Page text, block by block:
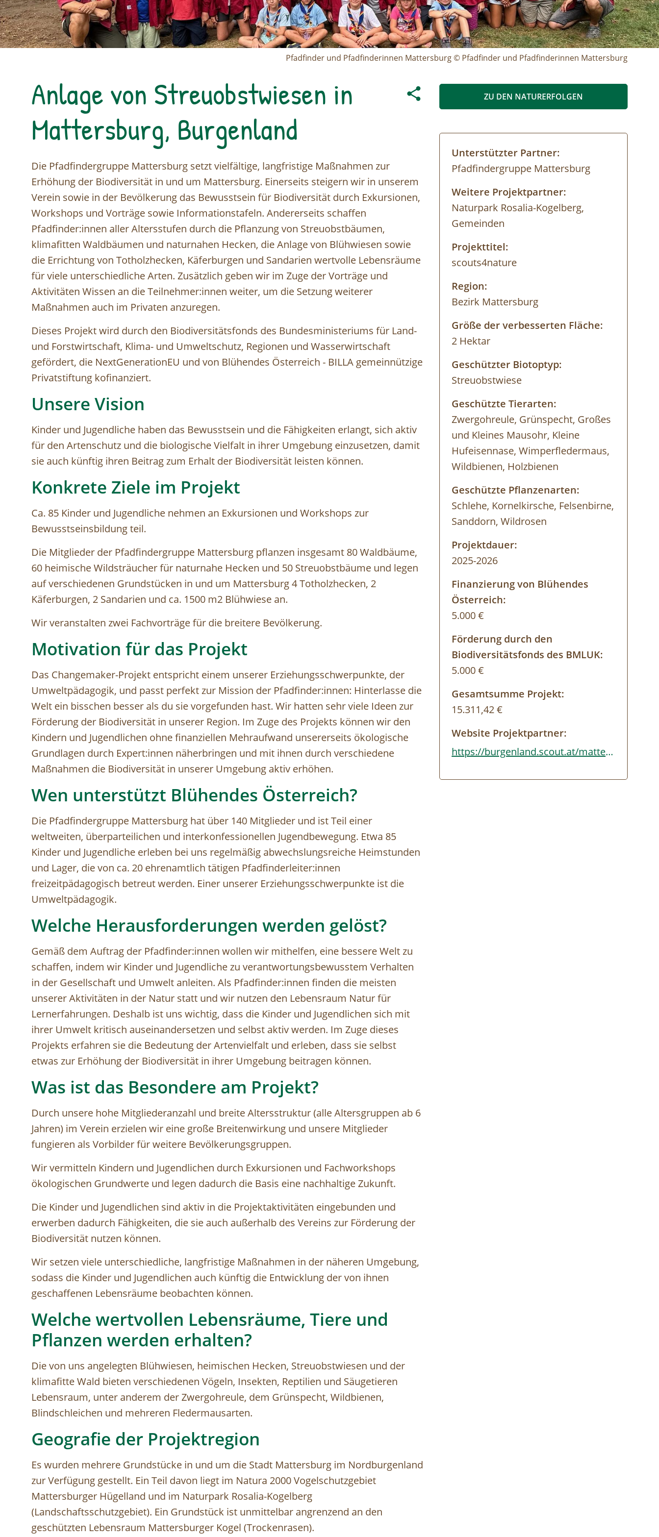
Pfadfinder und Pfadfinderinnen Mattersburg © Pfadfinder und Pfadfinderinnen Mattersburg
Anlage von Streuobstwiesen in
Mattersburg, Burgenland
Die Pfadfindergruppe Mattersburg setzt vielfältige, langfristige Maßnahmen zur
Erhöhung der Biodiversität in und um Mattersburg. Einerseits steigern wir in unserem
Verein sowie in der Bevölkerung das Bewusstsein für Biodiversität durch Exkursionen,
Workshops und Vorträge sowie Informationstafeln. Andererseits schaffen
Pfadfinder:innen aller Altersstufen durch die Pflanzung von Streuobstbäumen,
klimafitten Waldbäumen und naturnahen Hecken, die Anlage von Blühwiesen sowie
die Errichtung von Totholzhecken, Käferburgen und Sandarien wertvolle Lebensräume
für viele unterschiedliche Arten. Zusätzlich geben wir im Zuge der Vorträge und
Aktivitäten Wissen an die Teilnehmer:innen weiter, um die Setzung weiterer
Maßnahmen auch im Privaten anzuregen.
Dieses Projekt wird durch den Biodiversitätsfonds des Bundesministeriums für Land-
und Forstwirtschaft, Klima- und Umweltschutz, Regionen und Wasserwirtschaft
gefördert, die NextGenerationEU und von Blühendes Österreich - BILLA gemeinnützige
Privatstiftung kofinanziert.
Unsere Vision
Kinder und Jugendliche haben das Bewusstsein und die Fähigkeiten erlangt, sich aktiv
für den Artenschutz und die biologische Vielfalt in ihrer Umgebung einzusetzen, damit
sie auch künftig ihren Beitrag zum Erhalt der Biodiversität leisten können.
Konkrete Ziele im Projekt
Ca. 85 Kinder und Jugendliche nehmen an Exkursionen und Workshops zur
Bewusstseinsbildung teil.
Die Mitglieder der Pfadfindergruppe Mattersburg pflanzen insgesamt 80 Waldbäume,
60 heimische Wildsträucher für naturnahe Hecken und 50 Streuobstbäume und legen
auf verschiedenen Grundstücken in und um Mattersburg 4 Totholzhecken, 2
Käferburgen, 2 Sandarien und ca. 1500 m2 Blühwiese an.
Wir veranstalten zwei Fachvorträge für die breitere Bevölkerung.
Motivation für das Projekt
Das Changemaker-Projekt entspricht einem unserer Erziehungsschwerpunkte, der
Umweltpädagogik, und passt perfekt zur Mission der Pfadfinder:innen: Hinterlasse die
Welt ein bisschen besser als du sie vorgefunden hast. Wir hatten sehr viele Ideen zur
Förderung der Biodiversität in unserer Region. Im Zuge des Projekts können wir den
Kindern und Jugendlichen ohne finanziellen Mehraufwand unsererseits ökologische
Grundlagen durch Expert:innen näherbringen und mit ihnen durch verschiedene
Maßnahmen die Biodiversität in unserer Umgebung aktiv erhöhen.
Wen unterstützt Blühendes Österreich?
Die Pfadfindergruppe Mattersburg hat über 140 Mitglieder und ist Teil einer
weltweiten, überparteilichen und interkonfessionellen Jugendbewegung. Etwa 85
Kinder und Jugendliche erleben bei uns regelmäßig abwechslungsreiche Heimstunden
und Lager, die von ca. 20 ehrenamtlich tätigen Pfadfinderleiter:innen
freizeitpädagogisch betreut werden. Einer unserer Erziehungsschwerpunkte ist die
Umweltpädagogik.
Welche Herausforderungen werden gelöst?
Gemäß dem Auftrag der Pfadfinder:innen wollen wir mithelfen, eine bessere Welt zu
schaffen, indem wir Kinder und Jugendliche zu verantwortungsbewusstem Verhalten
in der Gesellschaft und Umwelt anleiten. Als Pfadfinder:innen finden die meisten
unserer Aktivitäten in der Natur statt und wir nutzen den Lebensraum Natur für
Lernerfahrungen. Deshalb ist uns wichtig, dass die Kinder und Jugendlichen sich mit
ihrer Umwelt kritisch auseinandersetzen und selbst aktiv werden. Im Zuge dieses
Projekts erfahren sie die Bedeutung der Artenvielfalt und erleben, dass sie selbst
etwas zur Erhöhung der Biodiversität in ihrer Umgebung beitragen können.
Was ist das Besondere am Projekt?
Durch unsere hohe Mitgliederanzahl und breite Altersstruktur (alle Altersgruppen ab 6
Jahren) im Verein erzielen wir eine große Breitenwirkung und unsere Mitglieder
fungieren als Vorbilder für weitere Bevölkerungsgruppen.
Wir vermitteln Kindern und Jugendlichen durch Exkursionen und Fachworkshops
ökologischen Grundwerte und legen dadurch die Basis eine nachhaltige Zukunft.
Die Kinder und Jugendlichen sind aktiv in die Projektaktivitäten eingebunden und
erwerben dadurch Fähigkeiten, die sie auch außerhalb des Vereins zur Förderung der
Biodiversität nutzen können.
Wir setzen viele unterschiedliche, langfristige Maßnahmen in der näheren Umgebung,
sodass die Kinder und Jugendlichen auch künftig die Entwicklung der von ihnen
geschaffenen Lebensräume beobachten können.
Welche wertvollen Lebensräume, Tiere und
Pflanzen werden erhalten?
Die von uns angelegten Blühwiesen, heimischen Hecken, Streuobstwiesen und der
klimafitte Wald bieten verschiedenen Vögeln, Insekten, Reptilien und Säugetieren
Lebensraum, unter anderem der Zwergohreule, dem Grünspecht, Wildbienen,
Blindschleichen und mehreren Fledermausarten.
Geografie der Projektregion
Es wurden mehrere Grundstücke in und um die Stadt Mattersburg im Nordburgenland
zur Verfügung gestellt. Ein Teil davon liegt im Natura 2000 Vogelschutzgebiet
Mattersburger Hügelland und im Naturpark Rosalia-Kogelberg
(Landschaftsschutzgebiet). Ein Grundstück ist unmittelbar angrenzend an den
geschützten Lebensraum Mattersburger Kogel (Trockenrasen).
ZU DEN NATURERFOLGEN
Unterstützter Partner:
Pfadfindergruppe Mattersburg
Weitere Projektpartner:
Naturpark Rosalia-Kogelberg,
Gemeinden
Projekttitel:
scouts4nature
Region:
Bezirk Mattersburg
Größe der verbesserten Fläche:
2 Hektar
Geschützter Biotoptyp:
Streuobstwiese
Geschützte Tierarten:
Zwergohreule, Grünspecht, Großes
und Kleines Mausohr, Kleine
Hufeisennase, Wimperfledermaus,
Wildbienen, Holzbienen
Geschützte Pflanzenarten:
Schlehe, Kornelkirsche, Felsenbirne,
Sanddorn, Wildrosen
Projektdauer:
2025-2026
Finanzierung von Blühendes
Österreich:
5.000 €
Förderung durch den
Biodiversitätsfonds des BMLUK:
5.000 €
Gesamtsumme Projekt:
15.311,42 €
Website Projektpartner:
https://burgenland.scout.at/mattersburg